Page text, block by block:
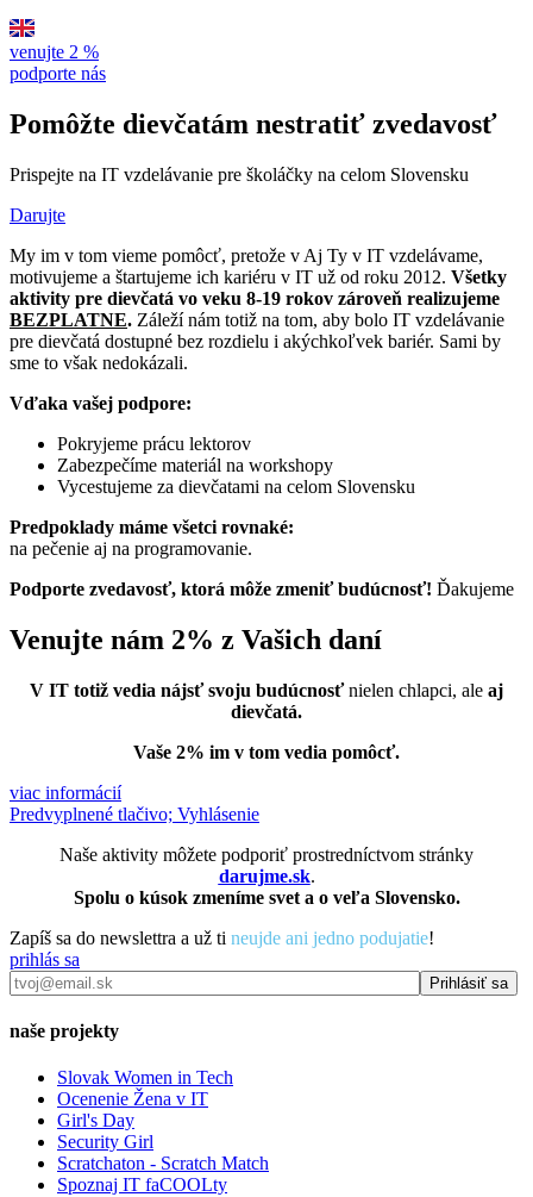
venujte 2 %
podporte nás
Pomôžte dievčatám nestratiť zvedavosť
Prispejte na IT vzdelávanie pre školáčky na celom Slovensku
Darujte
My im v tom vieme pomôcť, pretože v Aj Ty v IT vzdelávame,
motivujeme a štartujeme ich kariéru v IT už od roku 2012. Všetky
aktivity pre dievčatá vo veku 8-19 rokov zároveň realizujeme
BEZPLATNE. Záleží nám totiž na tom, aby bolo IT vzdelávanie
pre dievčatá dostupné bez rozdielu i akýchkoľvek bariér. Sami by
sme to však nedokázali.
Vďaka vašej podpore:
Pokryjeme prácu lektorov
Zabezpečíme materiál na workshopy
Vycestujeme za dievčatami na celom Slovensku
Predpoklady máme všetci rovnaké:
na pečenie aj na programovanie.
Podporte zvedavosť, ktorá môže zmeniť budúcnosť! Ďakujeme
Venujte nám 2% z Vašich daní
V IT totiž vedia nájsť svoju budúcnosťnielen chlapci, ale aj
dievčatá.
Vaše 2% im v tom vedia pomôcť.
viac informácií
Predvyplnené tlačivo; Vyhlásenie
Naše aktivity môžete podporiť prostredníctvom stránky
darujme.sk.
Spolu o kúsok zmeníme svet a o veľa Slovensko.
Zapíš sa do newslettra a už ti neujde ani jedno podujatie!
prihlás sa
naše projekty
Slovak Women in Tech
Ocenenie Žena v IT
Girl's Day
Security Girl
Scratchaton - Scratch Match
Spoznaj IT faCOOLty